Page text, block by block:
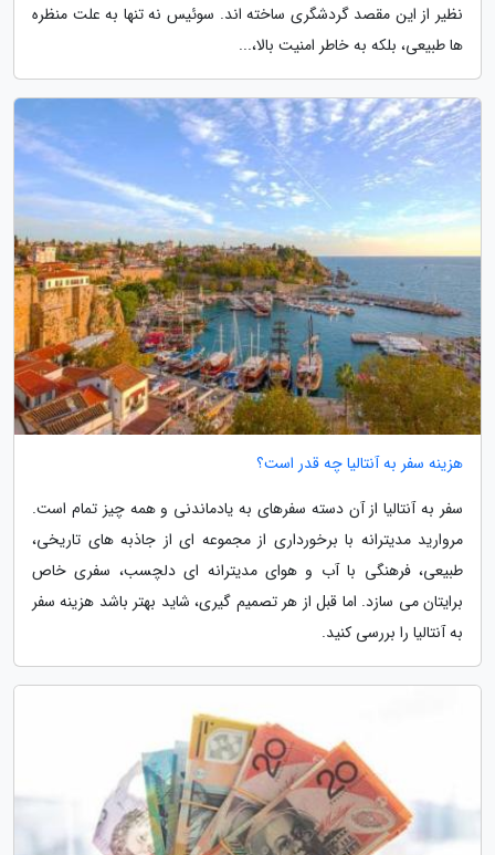
نظیر از این مقصد گردشگری ساخته اند. سوئیس نه تنها به علت منظره
ها طبیعی، بلکه به خاطر امنیت بالا،...
هزینه سفر به آنتالیا چه قدر است؟
سفر به آنتالیا از آن دسته سفرهای به یادماندنی و همه چیز تمام است.
مروارید مدیترانه با برخورداری از مجموعه ای از جاذبه های تاریخی،
طبیعی، فرهنگی با آب و هوای مدیترانه ای دلچسب، سفری خاص
برایتان می سازد. اما قبل از هر تصمیم گیری، شاید بهتر باشد هزینه سفر
به آنتالیا را بررسی کنید.